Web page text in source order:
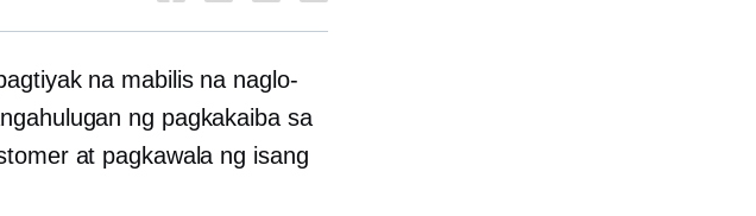
na mabilis na naglo-
ng pagkakaiba sa
at pagkawala ng isang